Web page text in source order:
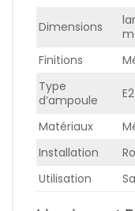
Dimensions
Finitions
Type
d’ampoule
Matériaux
Installation
Utilisation